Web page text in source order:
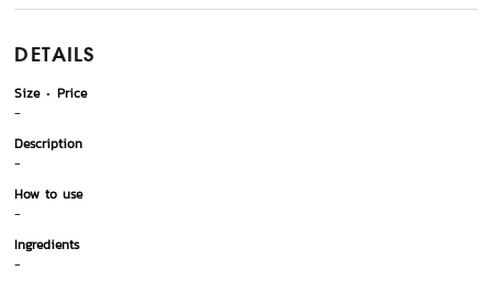
DETAILS
Size
Price
-
Description
-
How to use
-
Ingredients
-